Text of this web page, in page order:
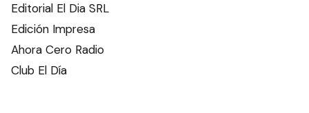
Editorial El Dia SRL
Edición Impresa
Ahora Cero Radio
Club El Día